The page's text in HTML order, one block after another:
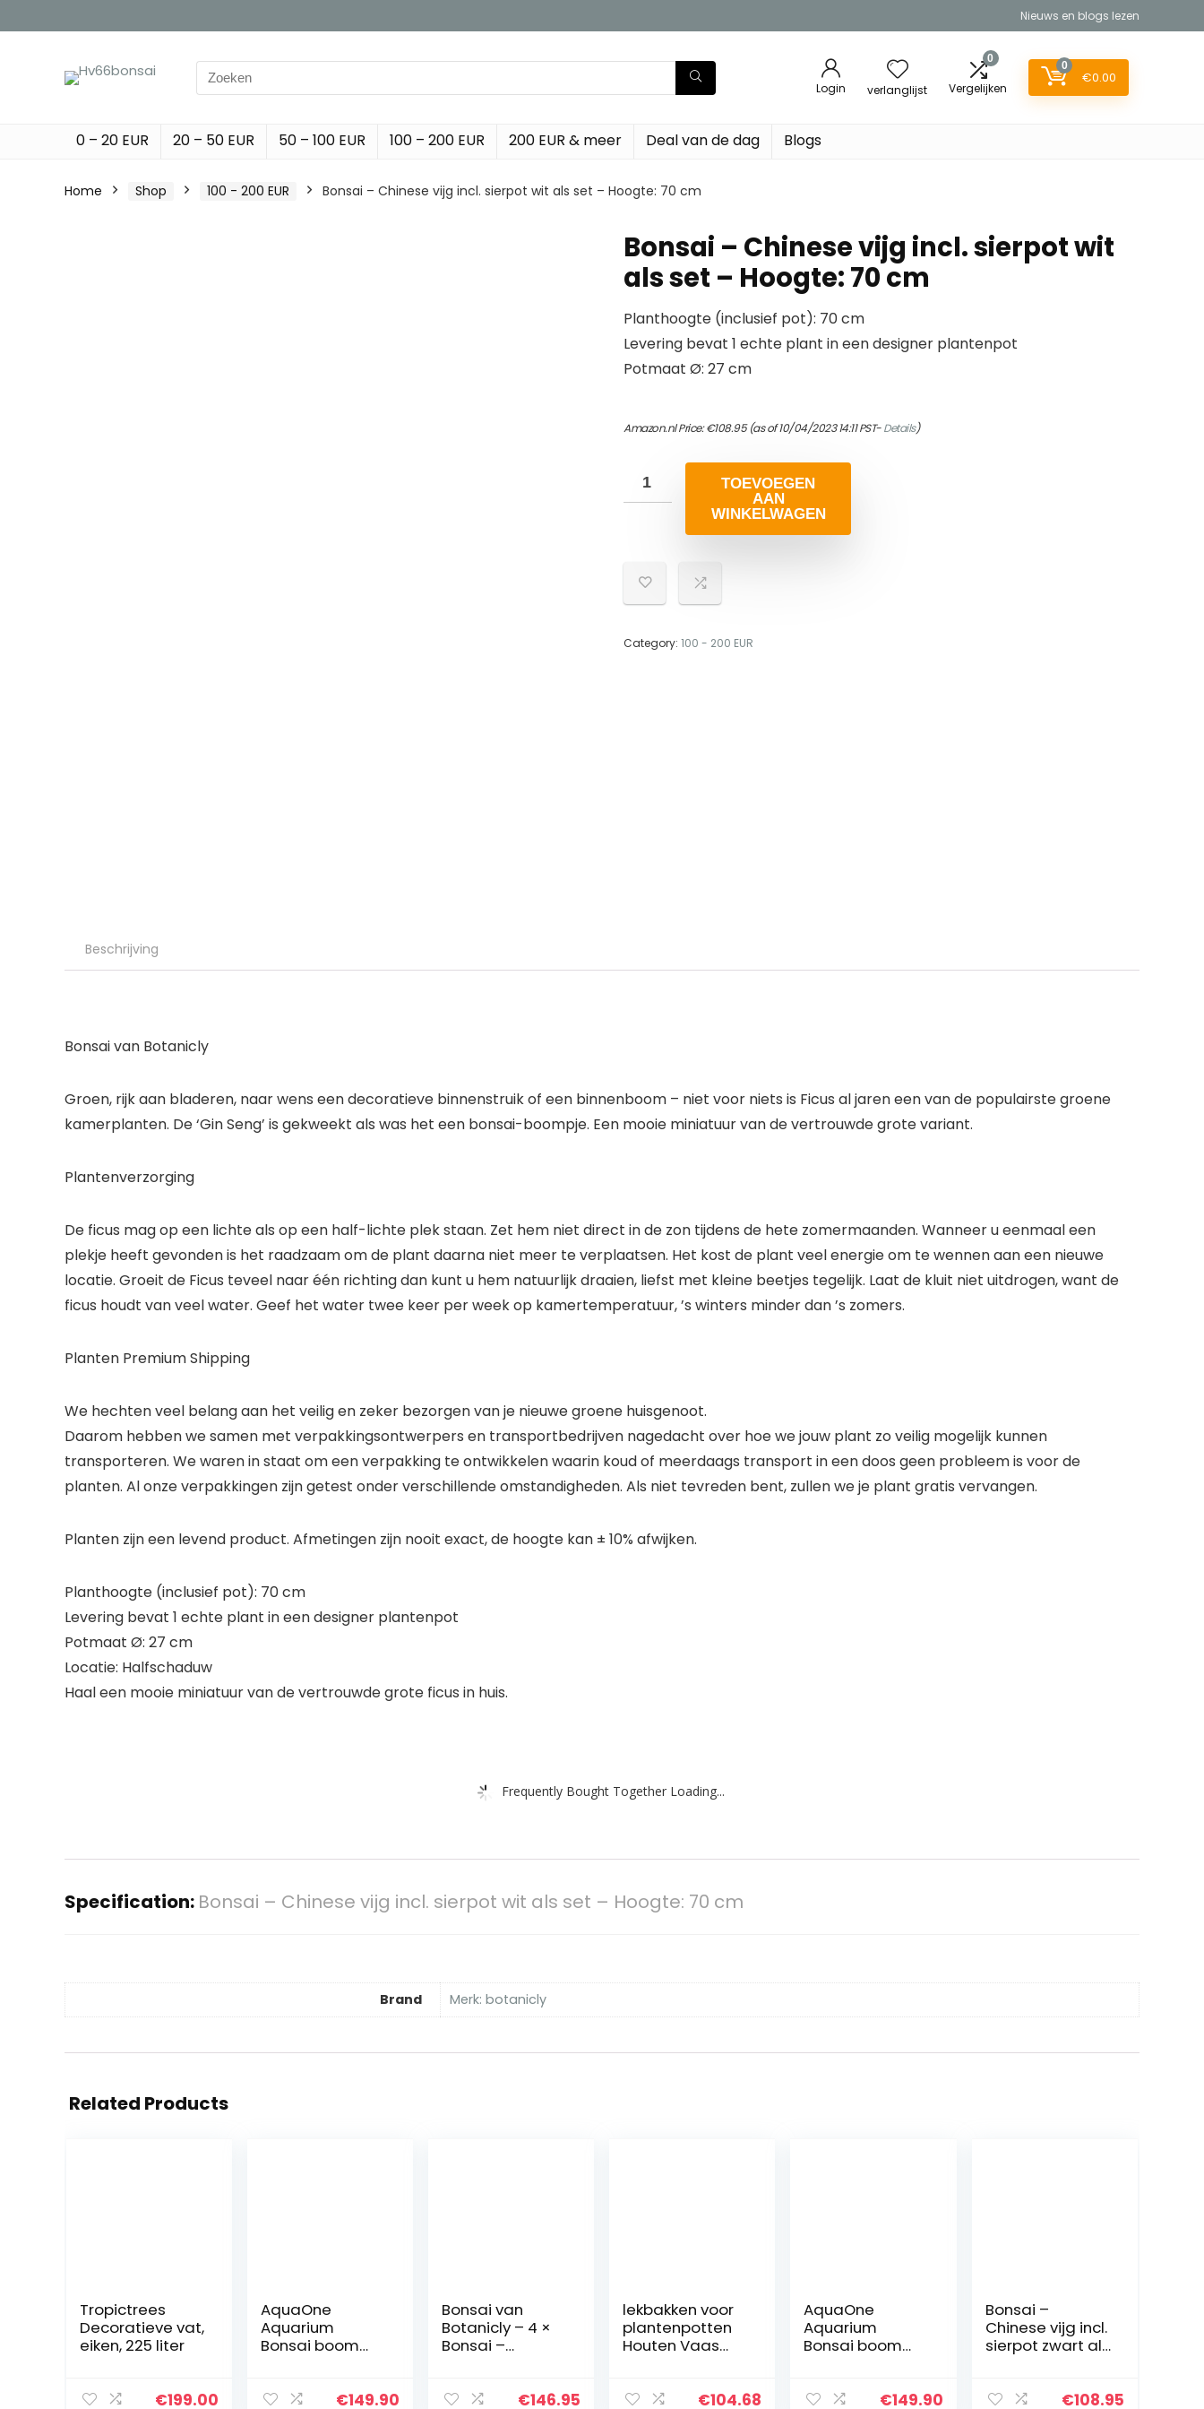
Nieuws en blogs lezen
Search
for:
Login verlanglijst
0
Vergelijken
0
€0.00
0 – 20 EUR 20 – 50 EUR 50 – 100 EUR 100 – 200 EUR 200 EUR & meer Deal van de dag Blogs
Home Shop 100 - 200 EUR Bonsai – Chinese vijg incl. sierpot wit als set – Hoogte: 70 cm
Bonsai – Chinese vijg incl. sierpot wit
als set – Hoogte: 70 cm
Planthoogte (inclusief pot): 70 cm
Levering bevat 1 echte plant in een designer plantenpot
Potmaat Ø: 27 cm
Amazon.nl Price:€108.95(as of 10/04/2023 14:11 PST-Details)
TOEVOEGEN
AAN
WINKELWAGEN
Category: 100 - 200 EUR
Beschrijving
Bonsai van Botanicly
Groen, rijk aan bladeren, naar wens een decoratieve binnenstruik of een binnenboom – niet voor niets is Ficus al jaren een van de populairste groene
kamerplanten. De ‘Gin Seng’ is gekweekt als was het een bonsai-boompje. Een mooie miniatuur van de vertrouwde grote variant.
Plantenverzorging
De ficus mag op een lichte als op een half-lichte plek staan. Zet hem niet direct in de zon tijdens de hete zomermaanden. Wanneer u eenmaal een
plekje heeft gevonden is het raadzaam om de plant daarna niet meer te verplaatsen. Het kost de plant veel energie om te wennen aan een nieuwe
locatie. Groeit de Ficus teveel naar één richting dan kunt u hem natuurlijk draaien, liefst met kleine beetjes tegelijk. Laat de kluit niet uitdrogen, want de
ficus houdt van veel water. Geef het water twee keer per week op kamertemperatuur, ’s winters minder dan ’s zomers.
Planten Premium Shipping
We hechten veel belang aan het veilig en zeker bezorgen van je nieuwe groene huisgenoot.
Daarom hebben we samen met verpakkingsontwerpers en transportbedrijven nagedacht over hoe we jouw plant zo veilig mogelijk kunnen
transporteren. We waren in staat om een verpakking te ontwikkelen waarin koud of meerdaags transport in een doos geen probleem is voor de
planten. Al onze verpakkingen zijn getest onder verschillende omstandigheden. Als niet tevreden bent, zullen we je plant gratis vervangen.
Planten zijn een levend product. Afmetingen zijn nooit exact, de hoogte kan ± 10% afwijken.
Planthoogte (inclusief pot): 70 cm
Levering bevat 1 echte plant in een designer plantenpot
Potmaat Ø: 27 cm
Locatie: Halfschaduw
Haal een mooie miniatuur van de vertrouwde grote ficus in huis.
Frequently Bought Together Loading...
Specification: Bonsai – Chinese vijg incl. sierpot wit als set – Hoogte: 70 cm
Brand Merk: botanicly
Related Products
Tropictrees
Decoratieve vat,
eiken, 225 liter
€199.00
AquaOne
Aquarium
Bonsai boom
hout 50x25x40
€149.90
Bonsai van
Botanicly – 4 ×
Bonsai –
€146.95
lekbakken voor
plantenpotten
Houten Vaas
Basis Theepot
€104.68
AquaOne
Aquarium
Bonsai boom
hout 50x25x40
€149.90
Bonsai –
Chinese vijg incl.
sierpot zwart als
€108.95